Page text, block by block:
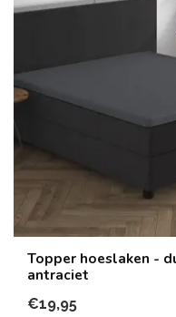
Topper hoeslaken -
antraciet
€19,95